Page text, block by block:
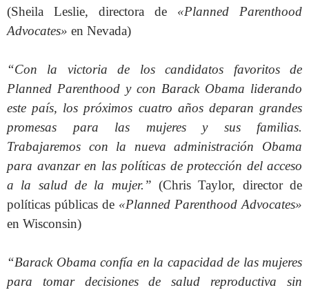
(Sheila Leslie, directora de «Planned Parenthood
Advocates» en Nevada)
“Con la victoria de los candidatos favoritos de
Planned Parenthood y con Barack Obama liderando
este país, los próximos cuatro años deparan grandes
promesas para las mujeres y sus familias.
Trabajaremos con la nueva administración Obama
para avanzar en las políticas de protección del acceso
a la salud de la mujer.” (Chris Taylor, director de
políticas públicas de «Planned Parenthood Advocates»
en Wisconsin)
“Barack Obama confía en la capacidad de las mujeres
para tomar decisiones de salud reproductiva sin